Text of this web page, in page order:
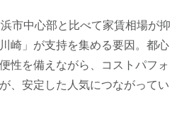
市中心部と比べて家賃相場が抑
崎」が支持を集める要因。都心
性を備えながら、コストパフォ
、安定した人気につながってい